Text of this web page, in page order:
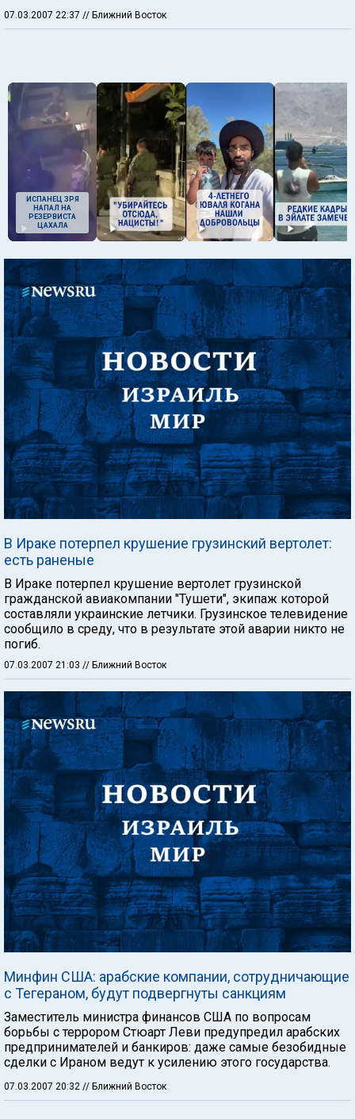
07.03.2007 22:37 // Ближний Восток
ИСПАНЕЦ ЗРЯ
НАПАЛ НА
РЕЗЕРВИСТА
ЦАХАЛА
В Ираке потерпел крушение грузинский вертолет:
есть раненые
В Ираке потерпел крушение вертолет грузинской
гражданской авиакомпании "Тушети", экипаж которой
составляли украинские летчики. Грузинское телевидение
сообщило в среду, что в результате этой аварии никто не
погиб.
07.03.2007 21:03 // Ближний Восток
Минфин США: арабские компании, сотрудничающие
с Тегераном, будут подвергнуты санкциям
Заместитель министра финансов США по вопросам
борьбы с террором Стюарт Леви предупредил арабских
предпринимателей и банкиров: даже самые безобидные
сделки с Ираном ведут к усилению этого государства.
07.03.2007 20:32 // Ближний Восток